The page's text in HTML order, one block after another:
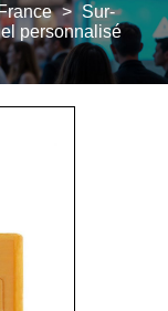
Sur-
personnalisé